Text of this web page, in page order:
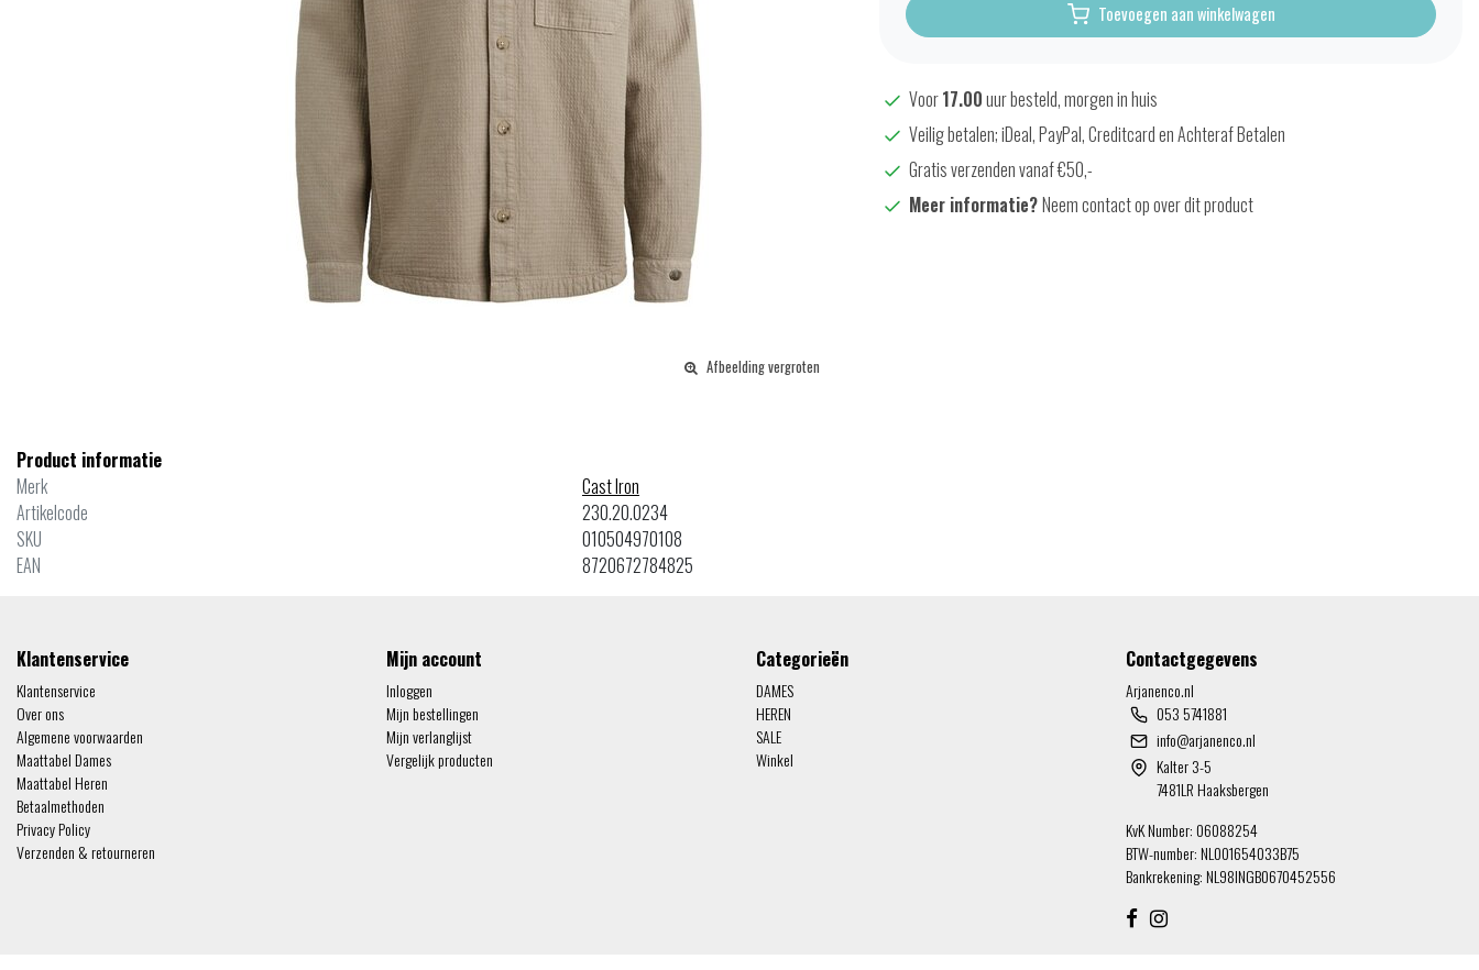
Afbeelding vergroten
Toevoegen aan winkelwagen
Voor17.00uur besteld, morgen in huis
Veilig betalen; iDeal, PayPal, Creditcard en Achteraf Betalen
Gratis verzenden vanaf €50,-
Meer informatie?Neem contact op over dit product
Product informatie
Merk
Cast Iron
Artikelcode
230.20.0234
SKU
010504970108
EAN
8720672784825
Klantenservice
Klantenservice
Over ons
Algemene voorwaarden
Maattabel Dames
Maattabel Heren
Betaalmethoden
Privacy Policy
Verzenden & retourneren
Mijn account
Inloggen
Mijn bestellingen
Mijn verlanglijst
Vergelijk producten
Categorieën
DAMES
HEREN
SALE
Winkel
Contactgegevens
Arjanenco.nl
053 5741881
info@arjanenco.nl
Kalter 3-5
7481LR Haaksbergen
KvK Number: 06088254
BTW-number: NL001654033B75
Bankrekening: NL98INGB0670452556